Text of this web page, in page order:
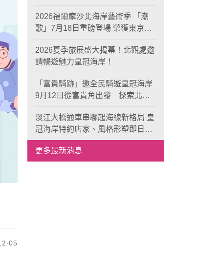
05
2026福爾摩沙北海岸藝術季 「潮
歌」7月18日重磅登場 榮獲東京設
2026夏季旅展盛大揭幕！北觀處邀
請暢遊魅力皇冠海岸！
「富貴騎跡」邀全民騎遊皇冠海岸
9月12日從富貴角出發 探索北海
淡江大橋通車串聯起海線新格局 皇
冠海岸特約店家、風格形塑即日起
開放報名
更多最新消息